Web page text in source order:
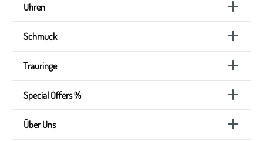
Uhren
Schmuck
Trauringe
Special Offers %
Über Uns